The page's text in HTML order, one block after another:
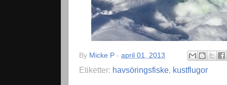
By Micke P - april 01, 2013
Etiketter: havsöringsfiske, kustflugor